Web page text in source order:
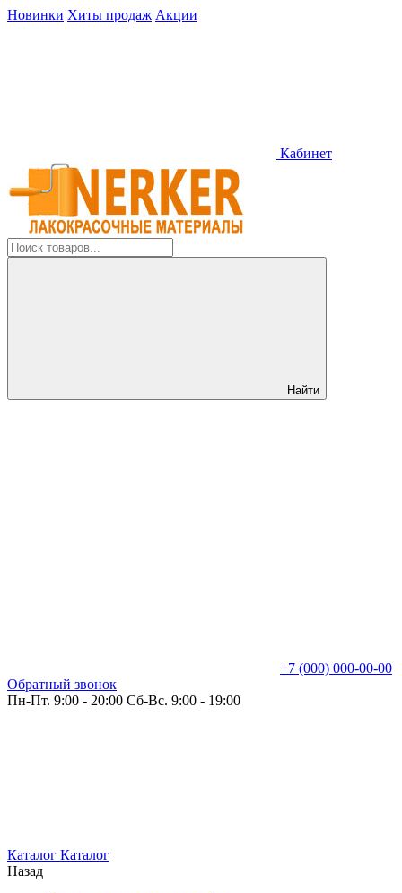
Новинки Хиты продаж Акции
Кабинет
Найти
+7 (000) 000-00-00
Обратный звонок
Пн-Пт. 9:00 - 20:00 Сб-Вс. 9:00 - 19:00
Каталог Каталог
Назад